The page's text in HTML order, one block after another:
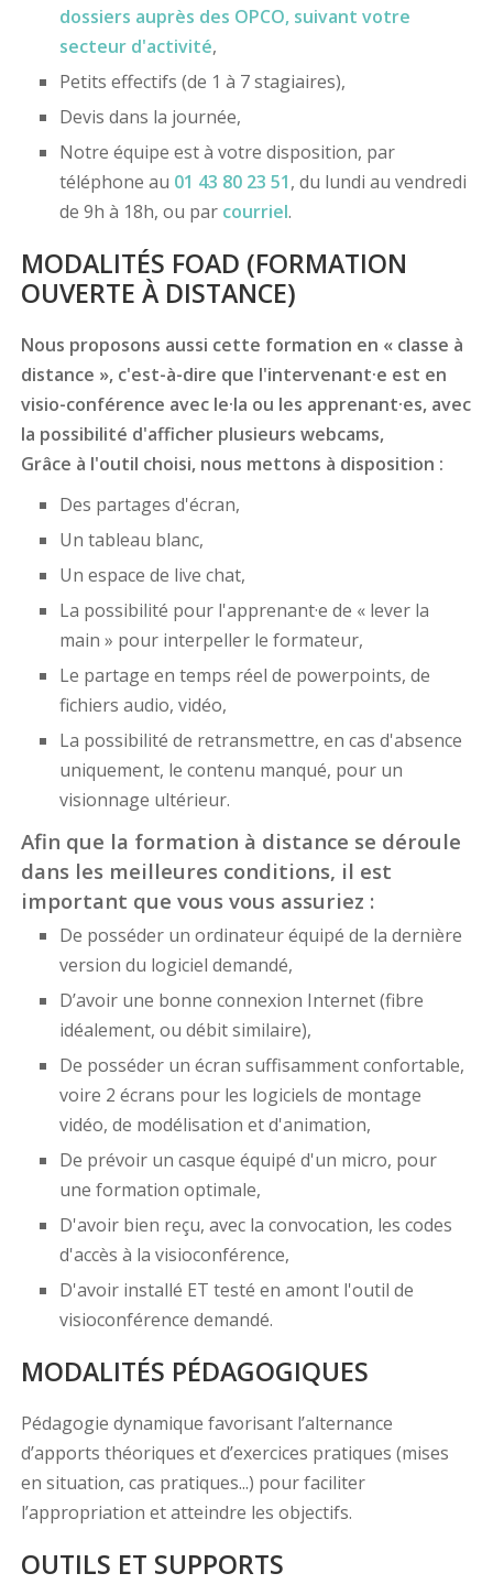
dossiers auprès des OPCO, suivant votre
secteur d'activité,
Petits effectifs (de 1 à 7 stagiaires),
Devis dans la journée,
Notre équipe est à votre disposition, par
téléphone au 01 43 80 23 51, du lundi au vendredi
de 9h à 18h, ou par courriel.
MODALITÉS FOAD (FORMATION
OUVERTE À DISTANCE)
Nous proposons aussi cette formation en « classe à
distance », c'est-à-dire que l'intervenant·e est en
visio-conférence avec le·la ou les apprenant·es, avec
la possibilité d'afficher plusieurs webcams,
Grâce à l'outil choisi, nous mettons à disposition :
Des partages d'écran,
Un tableau blanc,
Un espace de live chat,
La possibilité pour l'apprenant·e de « lever la
main » pour interpeller le formateur,
Le partage en temps réel de powerpoints, de
fichiers audio, vidéo,
La possibilité de retransmettre, en cas d'absence
uniquement, le contenu manqué, pour un
visionnage ultérieur.
Afin que la formation à distance se déroule
dans les meilleures conditions, il est
important que vous vous assuriez :
De posséder un ordinateur équipé de la dernière
version du logiciel demandé,
D’avoir une bonne connexion Internet (fibre
idéalement, ou débit similaire),
De posséder un écran suffisamment confortable,
voire 2 écrans pour les logiciels de montage
vidéo, de modélisation et d'animation,
De prévoir un casque équipé d'un micro, pour
une formation optimale,
D'avoir bien reçu, avec la convocation, les codes
d'accès à la visioconférence,
D'avoir installé ET testé en amont l'outil de
visioconférence demandé.
MODALITÉS PÉDAGOGIQUES
Pédagogie dynamique favorisant l’alternance
d’apports théoriques et d’exercices pratiques (mises
en situation, cas pratiques...) pour faciliter
l’appropriation et atteindre les objectifs.
OUTILS ET SUPPORTS